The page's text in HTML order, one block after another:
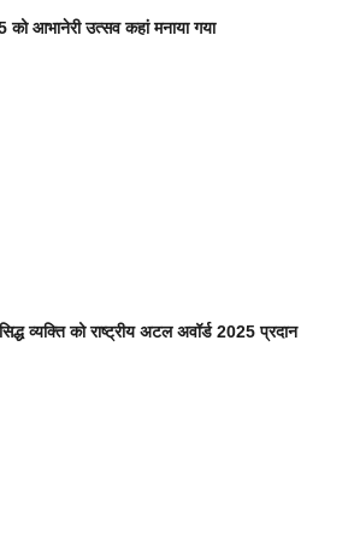
आभानेरी उत्सव कहां मनाया गया
व्यक्ति को राष्ट्रीय अटल अवॉर्ड 2025 प्रदान